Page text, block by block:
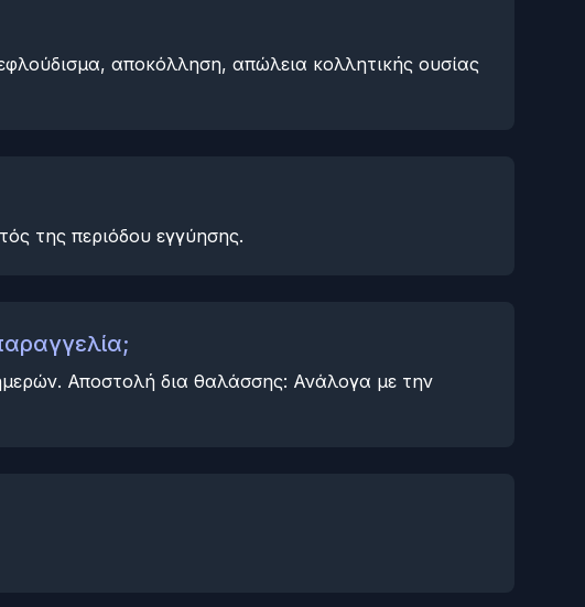
αποκόλληση, απώλεια κολλητικής ουσίας
της περιόδου εγγύησης.
Αποστολή δια θαλάσσης: Ανάλογα με την